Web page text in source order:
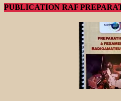
PUBLICATION RAF